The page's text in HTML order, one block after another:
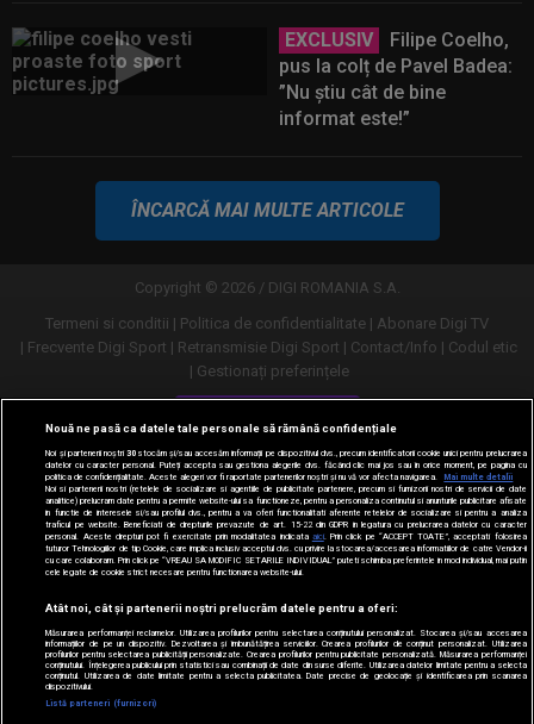
EXCLUSIV
Filipe Coelho,
pus la colț de Pavel Badea:
”Nu știu cât de bine
informat este!”
ÎNCARCĂ MAI MULTE ARTICOLE
Copyright © 2026 / DIGI ROMANIA S.A.
Termeni si conditii
Politica de confidentialitate
Abonare Digi TV
Frecvente Digi Sport
Retransmisie Digi Sport Contact/Info
Codul etic
Gestionați preferințele
Versiune desktop
Nouă ne pasă ca datele tale personale să rămână confidențiale
Noi și partenerii noștri30stocăm și/sau accesăm informații pe dispozitivul dvs., precum identificatorii cookie unici pentru prelucrarea
datelor cu caracter personal. Puteți accepta sau gestiona alegerile dvs. făcând clic mai jos sau în orice moment, pe pagina cu
politica de confidențialitate. Aceste alegeri vor fi raportate partenerilor noștri și nu vă vor afecta navigarea.
Mai multe detalii
Noi si partenerii nostri (retelele de socializare si agentiile de publicitate partenere, precum si furnizorii nostri de servicii de date
analitice) prelucram date pentru a permite website-ului sa functioneze, pentru a personaliza continutul si anunturile publicitare afisate
in functie de interesele si/sau profilul dvs., pentru a va oferi functionalitati aferente retelelor de socializare si pentru a analiza
traficul pe website. Beneficiati de drepturile prevazute de art. 15-22 din GDPR in legatura cu prelucrarea datelor cu caracter
personal. Aceste drepturi pot fi exercitate prin modalitatea indicata aici. Prin click pe “ACCEPT TOATE”, acceptati folosirea
tuturor Tehnologiilor de tip Cookie, care implica inclusiv acceptul dvs. cu privire la stocarea/accesarea informatiilor de catre Vendor-ii
cu care colaboram. Prin click pe “VREAU SA MODIFIC SETARILE INDIVIDUAL” puteti schimba preferintele in mod individual, mai putin
cele legate de cookie strict necesare pentru functionarea website-ului.
Atât noi, cât și partenerii noștri prelucrăm datele pentru a oferi:
Măsurarea performanței reclamelor. Utilizarea profilurilor pentru selectarea conținutului personalizat. Stocarea și/sau accesarea
informațiilor de pe un dispozitiv. Dezvoltarea și îmbunătățirea serviciilor. Crearea profilurilor de conținut personalizat. Utilizarea
profilurilor pentru selectarea publicității personalizate. Crearea profilurilor pentru publicitate personalizată. Măsurarea performanței
conținutului. Înțelegerea publicului prin statistici sau combinații de date din surse diferite. Utilizarea datelor limitate pentru a selecta
conținutul. Utilizarea de date limitate pentru a selecta publicitatea. Date precise de geolocație și identificarea prin scanarea
dispozitivului.
Listă parteneri (furnizori)